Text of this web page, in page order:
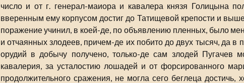
число и от г. генерал-маиора и кавалера князя Голицына
вверенным ему корпусом достиг до Татищевой крепости и
поражение учинил, в коей-де, по объявлению пленных, было
и отчаянных злодеев, причем-де их побито до двух тысяч, да в
орудий в добычу получено, только-де сам злодей Пугачев
кавалерия, за усталостию лошадей и от форсированного
продолжительного сражения, не могла сего беглеца достичь,